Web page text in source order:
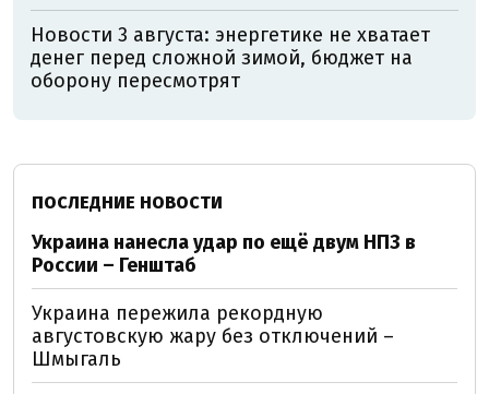
Новости 3 августа: энергетике не хватает
денег перед сложной зимой, бюджет на
оборону пересмотрят
ПОСЛЕДНИЕ НОВОСТИ
Украина нанесла удар по ещё двум НПЗ в
России – Генштаб
Украина пережила рекордную
августовскую жару без отключений –
Шмыгаль